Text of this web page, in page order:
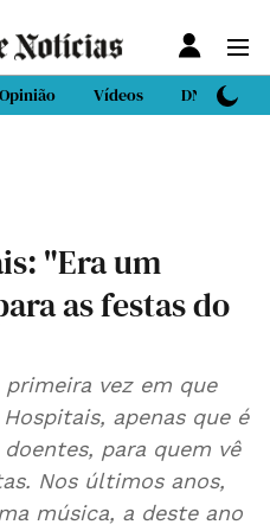
Opinião Vídeos DN Sport
"Era um
as festas do
vez em que
apenas que é
para quem vê
Nos últimos anos,
música, a deste ano